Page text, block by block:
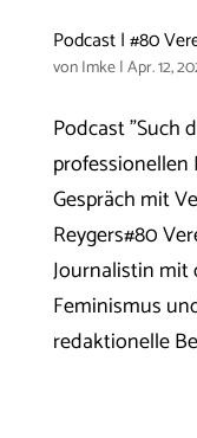
Podcast | #80
vonImke|Apr. 12,
Podcast "Such
professionellen
Gespräch mit
Reygers#80
Journalistin mit
Feminismus
redaktionelle